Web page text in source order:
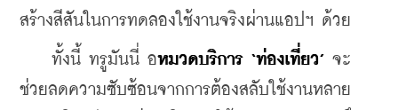
สร้างสีสันในการทดลองใช้งานจริงผ่านแอปฯ ด้วย
ทั้งนี้ ทรูมันนี่ อหมวดบริการ ‘ท่องเที่ยว’ จะ
ช่วยลดความซับซ้อนจากการต้องสลับใช้งานหลาย